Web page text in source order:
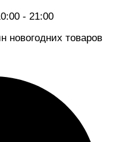
- 21:00
новогодних товаров